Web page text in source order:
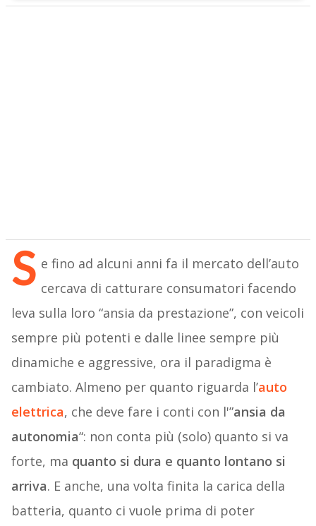
S e fino ad alcuni anni fa il mercato dell’auto
cercava di catturare consumatori facendo
leva sulla loro “ansia da prestazione”, con veicoli
sempre più potenti e dalle linee sempre più
dinamiche e aggressive, ora il paradigma è
cambiato. Almeno per quanto riguarda l’auto
elettrica, che deve fare i conti con l'”ansia da
autonomia“: non conta più (solo) quanto si va
forte, ma quanto si dura e quanto lontano si
arriva. E anche, una volta finita la carica della
batteria, quanto ci vuole prima di poter